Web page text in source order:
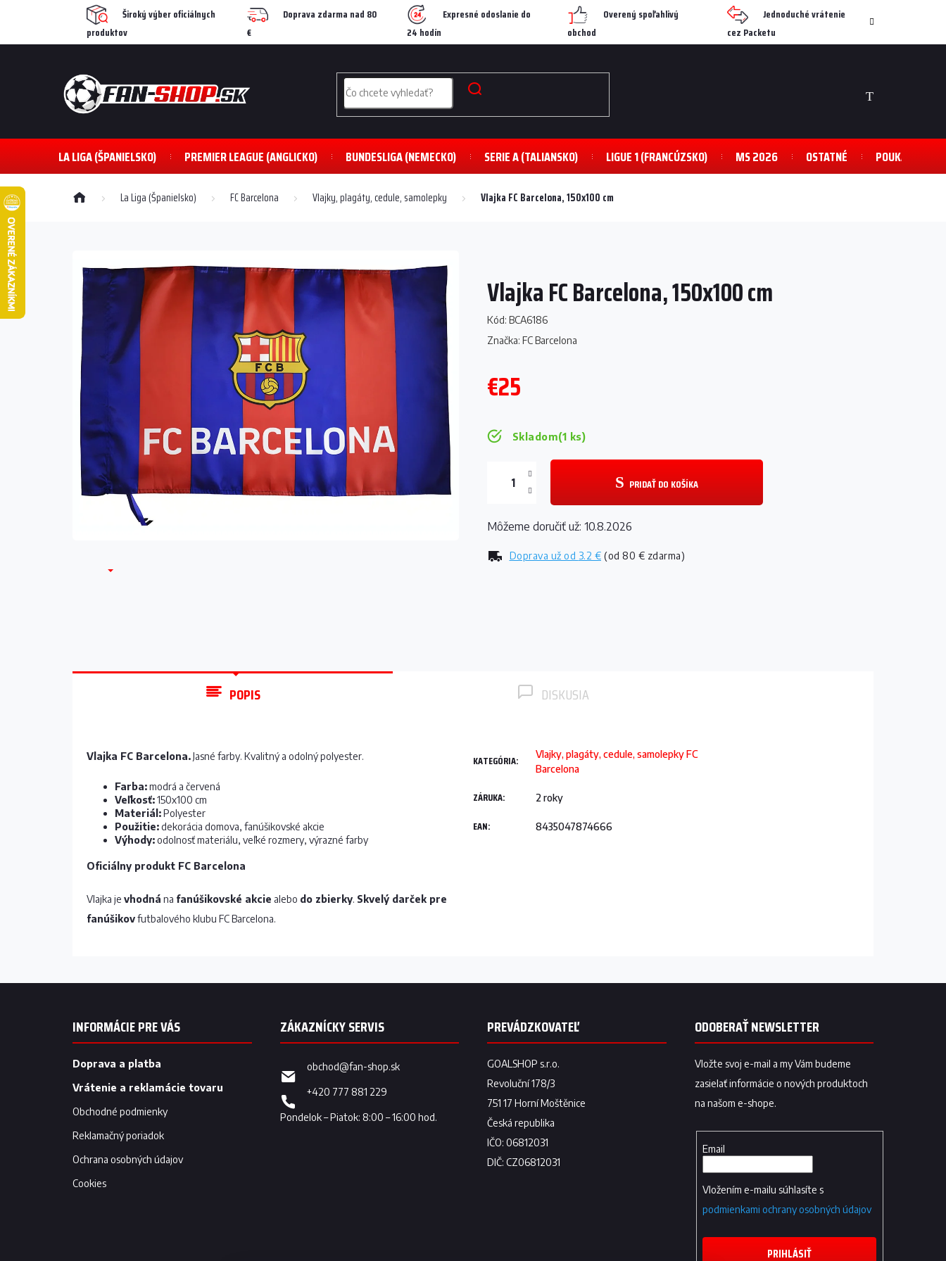
Široký výber oficiálnych
produktov
Doprava zdarma nad 80
€
Expresné odoslanie do
24 hodín
Overený spoľahlivý
obchod
Jednoduché vrátenie
cez Packetu
NÁKUPNÝ
LA LIGA (ŠPANIELSKO) PREMIER LEAGUE (ANGLICKO) BUNDESLIGA (NEMECKO) SERIE A (TALIANSKO) LIGUE 1 (FRANCÚZSKO) MS 2026 OSTATNÉ POUKAZY
Domov La Liga (Španielsko) FC Barcelona Vlajky, plagáty, cedule, samolepky Vlajka FC Barcelona, 150x100 cm
Vlajka FC Barcelona, 150x100 cm
Kód: BCA6186
Značka: FC Barcelona
€25
Skladom(1 ks)
Doprava už od 3.2 € (od 80 € zdarma)
PRIDAŤ DO KOŠÍKA
Môžeme doručiť už: 10.8.2026
POPIS DISKUSIA
Vlajka FC Barcelona.Jasné farby. Kvalitný a odolný polyester.
Farba:modrá a červená
Veľkosť:150x100 cm
Materiál:Polyester
Použitie:dekorácia domova, fanúšikovské akcie
Výhody:odolnosť materiálu, veľké rozmery, výrazné farby
Oficiálny produkt FC Barcelona
Vlajka je vhodná na fanúšikovské akcie alebo do zbierky. Skvelý darček pre
fanúšikovfutbalového klubu FC Barcelona.
KATEGÓRIA:
Vlajky, plagáty, cedule, samolepky FC
Barcelona
ZÁRUKA: 2 roky
EAN: 8435047874666
Z
INFORMÁCIE PRE VÁS
Doprava a platba
Vrátenie a reklamácie tovaru
Obchodné podmienky
Reklamačný poriadok
Ochrana osobných údajov
Cookies
obchod@fan-shop.sk
+420 777 881 229
ODOBERAŤ NEWSLETTER
Vložte svoj e-mail a my Vám budeme
zasielať informácie o nových produktoch
na našom e-shope.
Email
Vložením e-mailu súhlasíte s
podmienkami ochrany osobných údajov
PRIHLÁSIŤ